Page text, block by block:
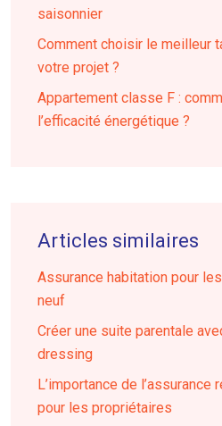
saisonnier
Comment choisir le meilleur
votre projet ?
Appartement classe F :
l’efficacité énergétique ?
Articles similaires
Assurance habitation pour
neuf
Créer une suite parentale
dressing
L’importance de
pour les propriétaires